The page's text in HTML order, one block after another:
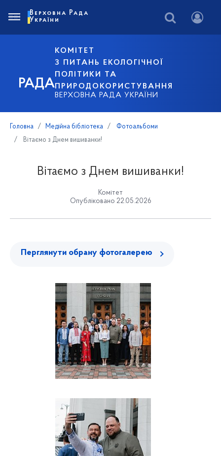
РАДА
КОМІТЕТ
З ПИТАНЬ ЕКОЛОГІЧНОЇ
ПОЛІТИКИ ТА
ПРИРОДОКОРИСТУВАННЯ
ВЕРХОВНА РАДА УКРАЇНИ
Верховна Рада
України
Головна Медійна бібліотека
Фотоальбоми
Вітаємо з Днем вишиванки!
Вітаємо з Днем вишиванки!
Комітет
Опубліковано 22.05.2026
Перглянути обрану фотогалерею